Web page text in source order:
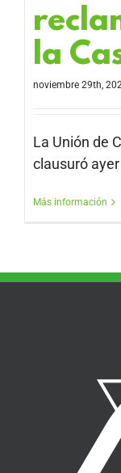
la
noviembre 29th,
La Unión de
clausuró
Más información